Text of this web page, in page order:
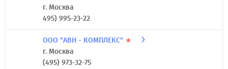
г. Москва
495) 995-23-22
ООО "АВН - КОМПЛЕКС" ★
г. Москва
(495) 973-32-75